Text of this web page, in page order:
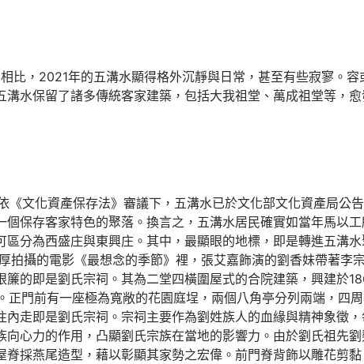
比，2021年的五溝水顯得格外沉靜與日常，甚至有些寂寥。容
水保留了諸多傳統客家建築，包括大我祖堂、萬成祖堂等，
文化資產保存法》審議下，五溝水已於文化部文化資產局公告
保存客家特色的聚落。換言之，五溝水居民確實如當年馬以
分為西盛庄與東興庄。其中，最顯眼的地標，即是轉進五溝水
拍攝的電影《最想念的季節》裡，張艾嘉飾演的劉香妹帶著李
的即是劉氏宗祠。其為二堂四橫圍屋式的合院建築，興建於
正門前有一座極為寬敞的花園庭埕，兩個八角亭分列兩端，四
走即是劉氏宗祠。宗祠主要作為劉姓族人的血緣與精神象徵
心力的作用，凸顯劉氏宗族在當地的影響力。由於劉氏祖先
採燕尾造型，藉以彰顯其家勢之宏偉。前門脊背飾以雕花剪黏